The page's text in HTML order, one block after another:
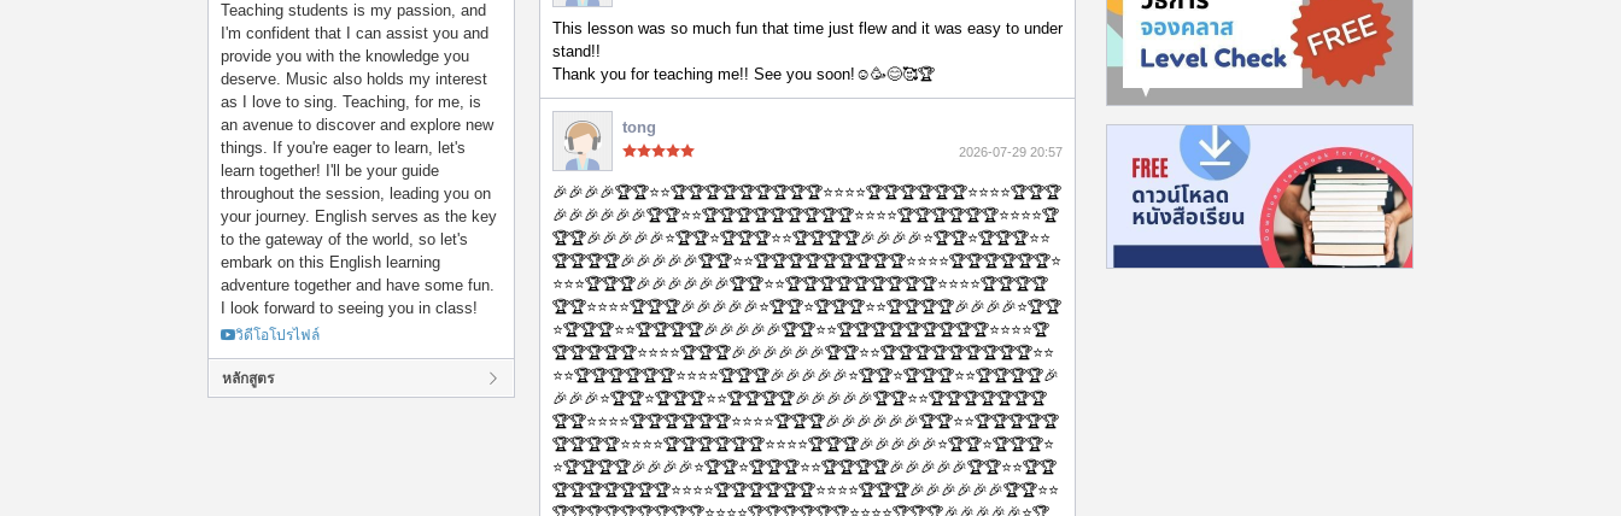
Teaching students is my passion, and
I'm confident that I can assist you and
provide you with the knowledge you
deserve. Music also holds my interest
as I love to sing. Teaching, for me, is
an avenue to discover and explore new
things. If you're eager to learn, let's
learn together! I'll be your guide
throughout the session, leading you on
your journey. English serves as the key
to the gateway of the world, so let's
embark on this English learning
adventure together and have some fun.
I look forward to seeing you in class!
วิดีโอโปรไฟล์
หลักสูตร
This lesson was so much fun that time just flew and it was easy to under
stand!!
Thank you for teaching me!! See you soon!☺️🥳😊🥰🏆
tong
2026-07-29 20:57
🎉🎉🎉🎉🏆🏆⭐⭐🏆🏆🏆🏆🏆🏆🏆🏆🏆⭐⭐⭐⭐🏆🏆🏆🏆🏆🏆⭐⭐⭐⭐🏆🏆🏆🎉🎉🎉🎉🎉🎉🏆🏆⭐⭐🏆🏆🏆🏆🏆🏆🏆🏆🏆⭐⭐⭐⭐🏆🏆🏆🏆🏆🏆⭐⭐⭐⭐🏆🏆🏆🎉🎉🎉🎉🎉⭐🏆🏆⭐🏆🏆🏆⭐⭐🏆🏆🏆🏆🎉🎉🎉🎉⭐🏆🏆⭐🏆🏆🏆⭐⭐🏆🏆🏆🏆🎉🎉🎉🎉🎉🏆🏆⭐⭐🏆🏆🏆🏆🏆🏆🏆🏆🏆⭐⭐⭐⭐🏆🏆🏆🏆🏆🏆⭐⭐⭐⭐🏆🏆🏆🎉🎉🎉🎉🎉🎉🏆🏆⭐⭐🏆🏆🏆🏆🏆🏆🏆🏆🏆⭐⭐⭐⭐🏆🏆🏆🏆🏆🏆⭐⭐⭐⭐🏆🏆🏆🎉🎉🎉🎉🎉⭐🏆🏆⭐🏆🏆🏆⭐⭐🏆🏆🏆🏆🎉🎉🎉🎉⭐🏆🏆⭐🏆🏆🏆⭐⭐🏆🏆🏆🏆🎉🎉🎉🎉🎉🏆🏆⭐⭐🏆🏆🏆🏆🏆🏆🏆🏆🏆⭐⭐⭐⭐🏆🏆🏆🏆🏆🏆⭐⭐⭐⭐🏆🏆🏆🎉🎉🎉🎉🎉🎉🏆🏆⭐⭐🏆🏆🏆🏆🏆🏆🏆🏆🏆⭐⭐⭐⭐🏆🏆🏆🏆🏆🏆⭐⭐⭐⭐🏆🏆🏆🎉🎉🎉🎉🎉⭐🏆🏆⭐🏆🏆🏆⭐⭐🏆🏆🏆🏆🎉🎉🎉🎉⭐🏆🏆⭐🏆🏆🏆⭐⭐🏆🏆🏆🏆🎉🎉🎉🎉🎉🏆🏆⭐⭐🏆🏆🏆🏆🏆🏆🏆🏆🏆⭐⭐⭐⭐🏆🏆🏆🏆🏆🏆⭐⭐⭐⭐🏆🏆🏆🎉🎉🎉🎉🎉🎉🏆🏆⭐⭐🏆🏆🏆🏆🏆🏆🏆🏆🏆⭐⭐⭐⭐🏆🏆🏆🏆🏆🏆⭐⭐⭐⭐🏆🏆🏆🎉🎉🎉🎉🎉⭐🏆🏆⭐🏆🏆🏆⭐⭐🏆🏆🏆🏆🎉🎉🎉🎉⭐🏆🏆⭐🏆🏆🏆⭐⭐🏆🏆🏆🏆🎉🎉🎉🎉🎉🏆🏆⭐⭐🏆🏆🏆🏆🏆🏆🏆🏆🏆⭐⭐⭐⭐🏆🏆🏆🏆🏆🏆⭐⭐⭐⭐🏆🏆🏆🎉🎉🎉🎉🎉🎉🏆🏆⭐⭐🏆🏆🏆🏆🏆🏆🏆🏆🏆⭐⭐⭐⭐🏆🏆🏆🏆🏆🏆⭐⭐⭐⭐🏆🏆🏆🎉🎉🎉🎉🎉⭐🏆🏆⭐🏆🏆🏆⭐⭐🏆🏆🏆🏆🎉🎉🎉🎉⭐🏆🏆⭐🏆🏆🏆⭐⭐🏆🏆🏆🏆🎉🎉🎉🎉🎉🏆🏆⭐⭐🏆🏆🏆🏆🏆🏆🏆🏆🏆⭐⭐⭐⭐🏆🏆🏆🏆🏆🏆⭐⭐⭐⭐🏆🏆🏆🎉🎉🎉🎉🎉🎉🏆🏆⭐⭐🏆🏆🏆🏆🏆🏆🏆🏆🏆⭐⭐⭐⭐🏆🏆🏆🏆🏆🏆⭐⭐⭐⭐🏆🏆🏆🎉🎉🎉🎉🎉⭐🏆🏆⭐🏆🏆🏆⭐⭐🏆🏆🏆🏆🎉🎉🎉🎉⭐🏆🏆⭐🏆🏆🏆⭐⭐🏆🏆🏆🏆🎉🎉🎉🎉🎉🏆🏆⭐⭐🏆🏆🏆🏆🏆🏆🏆🏆🏆⭐⭐⭐⭐🏆🏆🏆🏆🏆🏆⭐⭐⭐⭐🏆🏆🏆🎉🎉🎉🎉🎉🎉🏆🏆⭐⭐🏆🏆🏆🏆🏆🏆🏆🏆🏆⭐⭐⭐⭐🏆🏆🏆🏆🏆🏆⭐⭐⭐⭐🏆🏆🏆🎉🎉🎉🎉🎉⭐🏆🏆⭐🏆🏆🏆⭐⭐🏆🏆🏆🏆🎉🎉🎉🎉⭐🏆🏆⭐🏆🏆🏆⭐⭐🏆🏆🏆🏆🎉🎉🎉🎉🎉🏆🏆⭐⭐🏆🏆🏆🏆🏆🏆🏆🏆🏆⭐⭐⭐⭐🏆🏆🏆🏆🏆🏆⭐⭐⭐⭐🏆🏆🏆🎉🎉🎉🎉🎉🎉🏆🏆⭐⭐🏆🏆🏆🏆🏆🏆🏆🏆🏆⭐⭐⭐⭐🏆🏆🏆🏆🏆🏆⭐⭐⭐⭐🏆🏆🏆🎉🎉🎉🎉🎉⭐🏆🏆⭐🏆🏆🏆⭐⭐🏆🏆🏆🏆🎉🎉🎉🎉⭐🏆🏆⭐🏆🏆🏆⭐⭐🏆🏆🏆🏆🎉🌸🌸🌸🌸🌸⭐⭐⭐⭐🌸🌸🌸🌸🌸⭐⭐⭐⭐⭐⭐🌸🌸🌸🌸🌸🌸⭐⭐⭐⭐⭐⭐⭐🌸🌸🌸🌸🌸🌸⭐⭐⭐⭐⭐🌸🌸🌸🌸🌸⭐⭐🌸🌸🌸🌸🌸🌸🌸🌸🌸🌸⭐⭐⭐⭐⭐⭐🌸🌸🌸🌸🌸🌸⭐⭐⭐⭐⭐⭐⭐🌸🌸🌸🌸🌸🌸⭐⭐⭐⭐⭐🌸🌸🌸🌸🌸🌸⭐⭐⭐⭐⭐⭐🌸🌸🌸🌸🌸⭐⭐⭐⭐⭐⭐🌸🌸🌸🌸🌸🌸⭐⭐⭐⭐⭐⭐⭐🌸🌸🌸🌸🌸🌸⭐⭐⭐⭐⭐🌸🌸🌸🌸🌸⭐🌸🌸🌸🌸🌸🌸⭐⭐⭐⭐⭐🌸🌸🌸🌸🌸🌸🌸🌸🌸🌸⭐⭐⭐⭐🌸🌸🌸🌸🌸⭐⭐⭐⭐⭐⭐🌸🌸🌸🌸🌸🌸⭐⭐⭐⭐⭐⭐⭐🌸🌸🌸🌸🌸🌸⭐⭐⭐⭐⭐🌸🌸🌸🌸🌸⭐⭐🌸🌸🌸🌸🌸🌸🌸🌸🌸🌸⭐⭐⭐⭐⭐⭐🌸🌸🌸🌸🌸🌸⭐⭐⭐⭐⭐⭐⭐🌸🌸🌸🌸🌸🌸⭐⭐⭐⭐⭐🌸🌸🌸🌸🌸🌸⭐⭐⭐⭐⭐⭐🌸🌸🌸🌸🌸⭐⭐⭐⭐⭐⭐🌸🌸🌸🌸🌸🌸⭐⭐⭐⭐⭐⭐⭐🌸🌸🌸🌸🌸🌸⭐⭐⭐⭐⭐🌸🌸🌸🌸🌸⭐🌸🌸🌸🌸🌸🌸⭐⭐⭐⭐⭐🌸🌸🌸🌸🌸🌸🌸🌸🌸🌸⭐⭐⭐⭐🌸🌸🌸🌸🌸⭐⭐⭐⭐⭐⭐🌸🌸🌸🌸🌸🌸⭐⭐⭐⭐⭐⭐⭐🌸🌸🌸🌸🌸🌸⭐⭐⭐⭐⭐🌸🌸🌸🌸🌸⭐⭐🌸🌸🌸🌸🌸🌸🌸🌸🌸🌸⭐⭐⭐⭐⭐⭐🌸🌸🌸🌸🌸🌸⭐⭐⭐⭐⭐⭐⭐🌸🌸🌸🌸🌸🌸⭐⭐⭐⭐⭐🌸🌸🌸🌸🌸🌸⭐⭐⭐⭐⭐⭐🌸🌸🌸🌸🌸⭐⭐⭐⭐⭐⭐🌸🌸🌸🌸🌸🌸⭐⭐⭐⭐⭐⭐⭐🌸🌸🌸🌸🌸🌸⭐⭐⭐⭐⭐🌸🌸🌸🌸🌸⭐🌸🌸🌸🌸🌸🌸⭐⭐⭐⭐⭐🌸🌸🌸🌸🌸🎉🎉🎉🎉🏆🏆⭐⭐🏆🏆🏆🏆🏆🏆🏆🏆🏆⭐⭐⭐⭐🏆🏆🏆🏆🏆🏆⭐⭐⭐⭐🏆🏆🏆🎉🎉🎉🎉🎉🎉🏆🏆⭐⭐🏆🏆🏆🏆🏆🏆🏆🏆🏆⭐⭐⭐⭐🏆🏆🏆🏆🏆🏆⭐⭐⭐⭐🏆🏆🏆🎉🎉🎉🎉🎉⭐🏆🏆⭐🏆🏆🏆⭐⭐🏆🏆🏆🏆🎉🎉🎉🎉⭐🏆🏆⭐🏆🏆🏆⭐⭐🏆🏆🏆🏆🎉🌸🌸🌸🌸🌸⭐⭐⭐⭐🌸🌸🌸🌸🌸⭐⭐⭐⭐⭐⭐🌸🌸🌸🌸🌸🌸⭐⭐⭐⭐⭐⭐⭐🌸🌸🌸🌸🌸🌸⭐⭐⭐⭐⭐🌸🌸🌸🌸🌸⭐⭐🌸🌸🌸🌸🌸🌸🌸🌸🌸🌸⭐⭐⭐⭐⭐⭐🌸🌸🌸🌸🌸🌸⭐⭐⭐⭐⭐⭐⭐🌸🌸🌸🌸🌸🌸⭐⭐⭐⭐⭐🌸🌸🌸🌸🌸🌸⭐⭐⭐⭐⭐⭐🌸🌸🌸🌸🌸⭐⭐⭐⭐⭐⭐🌸🌸🌸🌸🌸🌸⭐⭐⭐⭐⭐⭐⭐🌸🌸🌸🌸🌸🌸⭐⭐⭐⭐⭐🌸🌸🌸🌸🌸⭐🌸🌸🌸🌸🌸🌸⭐⭐⭐⭐⭐🌸🌸🌸🌸🌸🎉🎉🎉🎉🏆🏆⭐⭐🏆🏆🏆🏆🏆🏆🏆🏆🏆⭐⭐⭐⭐🏆🏆🏆🏆🏆🏆⭐⭐⭐⭐🏆🏆🏆🎉🎉🎉🎉🎉🎉🏆🏆⭐⭐🏆🏆🏆🏆🏆🏆🏆🏆🏆⭐⭐⭐⭐🏆🏆🏆🏆🏆🏆⭐⭐⭐⭐🏆🏆🏆🎉🎉🎉🎉🎉⭐🏆🏆⭐🏆🏆🏆⭐⭐🏆🏆🏆🏆🎉🎉🎉🎉⭐🏆🏆⭐🏆🏆🏆⭐⭐🏆🏆🏆🏆🎉🌸🌸🌸🌸🌸⭐⭐⭐⭐🌸🌸🌸🌸🌸⭐⭐⭐⭐⭐⭐🌸🌸🌸🌸🌸🌸⭐⭐⭐⭐⭐⭐⭐🌸🌸🌸🌸🌸🌸⭐⭐⭐⭐⭐🌸🌸🌸🌸🌸⭐⭐🌸🌸🌸🌸🌸🌸🌸🌸🌸🌸⭐⭐⭐⭐⭐⭐🌸🌸🌸🌸🌸🌸⭐⭐⭐⭐⭐⭐⭐🌸🌸🌸🌸🌸🌸⭐⭐⭐⭐⭐🌸🌸🌸🌸🌸🌸⭐⭐⭐⭐⭐⭐🌸🌸🌸🌸🌸⭐⭐⭐⭐⭐⭐🌸🌸🌸🌸🌸🌸⭐⭐⭐⭐⭐⭐⭐🌸🌸🌸🌸🌸🌸⭐⭐⭐⭐⭐🌸🌸🌸🌸🌸⭐🌸🌸🌸🌸🌸🌸⭐⭐⭐⭐⭐🌸🌸🌸🌸🌸🌸🌸🌸🌸🌸⭐⭐⭐⭐🌸🌸🌸🌸🌸⭐⭐⭐⭐⭐⭐🌸🌸🌸🌸🌸🌸⭐⭐⭐⭐⭐⭐⭐🌸🌸🌸🌸🌸🌸⭐⭐⭐⭐⭐🌸🌸🌸🌸🌸⭐⭐🌸🌸🌸🌸🌸🌸🌸🌸🌸🌸⭐⭐⭐⭐⭐⭐🌸🌸🌸🌸🌸🌸⭐⭐⭐⭐⭐⭐⭐🌸🌸🌸🌸🌸🌸⭐⭐⭐⭐⭐🌸🌸🌸🌸🌸🌸⭐⭐⭐⭐⭐⭐🌸🌸🌸🌸🌸⭐⭐⭐⭐⭐⭐🌸🌸🌸🌸🌸🌸⭐⭐⭐⭐⭐⭐⭐🌸🌸🌸🌸🌸🌸⭐⭐⭐⭐⭐🌸🌸🌸🌸🌸⭐🌸🌸🌸🌸🌸🌸⭐⭐⭐⭐⭐🌸🌸🌸🌸🌸🎉🎉🎉🎉🏆🏆⭐⭐🏆🏆🏆🏆🏆🏆🏆🏆🏆⭐⭐⭐⭐🏆🏆🏆🏆🏆🏆⭐⭐⭐⭐🏆🏆🏆🎉🎉🎉🎉🎉🎉🏆🏆⭐⭐🏆🏆🏆🏆🏆🏆🏆🏆🏆⭐⭐⭐⭐🏆🏆🏆🏆🏆🏆⭐⭐⭐⭐🏆🏆🏆🎉🎉🎉🎉🎉⭐🏆🏆⭐🏆🏆🏆⭐⭐🏆🏆🏆🏆🎉🎉🎉🎉⭐🏆🏆⭐🏆🏆🏆⭐⭐🏆🏆🏆🏆🎉🎉🎉🎉🎉🏆🏆⭐⭐🏆🏆🏆🏆🏆🏆🏆🏆🏆⭐⭐⭐⭐🏆🏆🏆🏆🏆🏆⭐⭐⭐⭐🏆🏆🏆🎉🎉🎉🎉🎉🎉🏆🏆⭐⭐🏆🏆🏆🏆🏆🏆🏆🏆🏆⭐⭐⭐⭐🏆🏆🏆🏆🏆🏆⭐⭐⭐⭐🏆🏆🏆🎉🎉🎉🎉🎉⭐🏆🏆⭐🏆🏆🏆⭐⭐🏆🏆🏆🏆🎉🎉🎉🎉⭐🏆🏆⭐🏆🏆🏆⭐⭐🏆🏆🏆🏆🎉🎉🎉🎉🎉🏆🏆⭐⭐🏆🏆🏆🏆🏆🏆🏆🏆🏆⭐⭐⭐⭐🏆🏆🏆🏆🏆🏆⭐⭐⭐⭐🏆🏆🏆🎉🎉🎉🎉🎉🎉🏆🏆⭐⭐🏆🏆🏆🏆🏆🏆🏆🏆🏆⭐⭐⭐⭐🏆🏆🏆🏆🏆🏆⭐⭐⭐⭐🏆🏆🏆🎉🎉🎉🎉🎉⭐🏆🏆⭐🏆🏆🏆⭐⭐🏆🏆🏆🏆🎉🎉🎉🎉⭐🏆🏆⭐🏆🏆🏆⭐⭐🏆🏆🏆🏆🎉🎉🎉🎉🎉🏆🏆⭐⭐🏆🏆🏆🏆🏆🏆🏆🏆🏆⭐⭐⭐⭐🏆🏆🏆🏆🏆🏆⭐⭐⭐⭐🏆🏆🏆🎉🎉🎉🎉🎉🎉🏆🏆⭐⭐🏆🏆🏆🏆🏆🏆🏆🏆🏆⭐⭐⭐⭐🏆🏆🏆🏆🏆🏆⭐⭐⭐⭐🏆🏆🏆🎉🎉🎉🎉🎉⭐🏆🏆⭐🏆🏆🏆⭐⭐🏆🏆🏆🏆🎉🎉🎉🎉⭐🏆🏆⭐🏆🏆🏆⭐⭐🏆🏆🏆🏆🎉🎉🎉🎉🎉🏆🏆⭐⭐🏆🏆🏆🏆🏆🏆🏆🏆🏆⭐⭐⭐⭐🏆🏆🏆🏆🏆🏆⭐⭐⭐⭐🏆🏆🏆🎉🎉🎉🎉🎉🎉🏆🏆⭐⭐🏆🏆🏆🏆🏆🏆🏆🏆🏆⭐⭐⭐⭐🏆🏆🏆🏆🏆🏆⭐⭐⭐⭐🏆🏆🏆🎉🎉🎉🎉🎉⭐🏆🏆⭐🏆🏆🏆⭐⭐🏆🏆🏆🏆🎉🎉🎉🎉⭐🏆🏆⭐🏆🏆🏆⭐⭐🏆🏆🏆🏆🎉🌸🌸🌸🌸🌸⭐⭐⭐⭐🌸🌸🌸🌸🌸⭐⭐⭐⭐⭐⭐🌸🌸🌸🌸🌸🌸⭐⭐⭐⭐⭐⭐⭐🌸🌸🌸🌸🌸🌸⭐⭐⭐⭐⭐🌸🌸🌸🌸🌸⭐⭐🌸🌸🌸🌸🌸🌸🌸🌸🌸🌸⭐⭐⭐⭐⭐⭐🌸🌸🌸🌸🌸🌸⭐⭐⭐⭐⭐⭐⭐🌸🌸🌸🌸🌸🌸⭐⭐⭐⭐⭐🌸🌸🌸🌸🌸🌸⭐⭐⭐⭐⭐⭐🌸🌸🌸🌸🌸⭐⭐⭐⭐⭐⭐🌸🌸🌸🌸🌸🌸⭐⭐⭐⭐⭐⭐⭐🌸🌸🌸🌸🌸🌸⭐⭐⭐⭐⭐🌸🌸🌸🌸🌸⭐🌸🌸🌸🌸🌸🌸⭐⭐⭐⭐⭐🌸🌸🌸🌸🌸🌸🌸🌸🌸🌸⭐⭐⭐⭐🌸🌸🌸🌸🌸⭐⭐⭐⭐⭐⭐🌸🌸🌸🌸🌸🌸⭐⭐⭐⭐⭐⭐⭐🌸🌸🌸🌸🌸🌸⭐⭐⭐⭐⭐🌸🌸🌸🌸🌸⭐⭐🌸🌸🌸🌸🌸🌸🌸🌸🌸🌸⭐⭐⭐⭐⭐⭐🌸🌸🌸🌸🌸🌸⭐⭐⭐⭐⭐⭐⭐🌸🌸🌸🌸🌸🌸⭐⭐⭐⭐⭐🌸🌸🌸🌸🌸🌸⭐⭐⭐⭐⭐⭐🌸🌸🌸🌸🌸⭐⭐⭐⭐⭐⭐🌸🌸🌸🌸🌸🌸⭐⭐⭐⭐⭐⭐⭐🌸🌸🌸🌸🌸🌸⭐⭐⭐⭐⭐🌸🌸🌸🌸🌸⭐🌸🌸🌸🌸🌸🌸⭐⭐⭐⭐⭐🌸🌸🌸🌸🌸🌸🌸🌸🌸🌸⭐⭐⭐⭐🌸🌸🌸🌸🌸⭐⭐⭐⭐⭐⭐🌸🌸🌸🌸🌸🌸⭐⭐⭐⭐⭐⭐⭐🌸🌸🌸🌸🌸🌸⭐⭐⭐⭐⭐🌸🌸🌸🌸🌸⭐⭐🌸🌸🌸🌸🌸🌸🌸🌸🌸🌸⭐⭐⭐⭐⭐⭐🌸🌸🌸🌸🌸🌸⭐⭐⭐⭐⭐⭐⭐🌸🌸🌸🌸🌸🌸⭐⭐⭐⭐⭐🌸🌸🌸🌸🌸🌸⭐⭐⭐⭐⭐⭐🌸🌸🌸🌸🌸⭐⭐⭐⭐⭐⭐🌸🌸🌸🌸🌸🌸⭐⭐⭐⭐⭐⭐⭐🌸🌸🌸🌸🌸🌸⭐⭐⭐⭐⭐🌸🌸🌸🌸🌸⭐🌸🌸🌸🌸🌸🌸⭐⭐⭐⭐⭐🌸🌸🌸🌸🌸🌸🌸🌸🌸🌸⭐⭐⭐⭐🌸🌸🌸🌸🌸⭐⭐⭐⭐⭐⭐🌸🌸🌸🌸🌸🌸⭐⭐⭐⭐⭐⭐⭐🌸🌸🌸🌸🌸🌸⭐⭐⭐⭐⭐🌸🌸🌸🌸🌸⭐⭐🌸🌸🌸🌸🌸🌸🌸🌸🌸🌸⭐⭐⭐⭐⭐⭐🌸🌸🌸🌸🌸🌸⭐⭐⭐⭐⭐⭐⭐🌸🌸🌸🌸🌸🌸⭐⭐⭐⭐⭐🌸🌸🌸🌸🌸🌸⭐⭐⭐⭐⭐⭐🌸🌸🌸🌸🌸⭐⭐⭐⭐⭐⭐🌸🌸🌸🌸🌸🌸⭐⭐⭐⭐⭐⭐⭐🌸🌸🌸🌸🌸🌸⭐⭐⭐⭐⭐🌸🌸🌸🌸🌸⭐🌸🌸🌸🌸🌸🌸⭐⭐⭐⭐⭐🌸🌸🌸🌸🌸🌸🌸🌸🌸🌸⭐⭐⭐⭐🌸🌸🌸🌸🌸⭐⭐⭐⭐⭐⭐🌸🌸🌸🌸🌸🌸⭐⭐⭐⭐⭐⭐⭐🌸🌸🌸🌸🌸🌸⭐⭐⭐⭐⭐🌸🌸🌸🌸🌸⭐⭐🌸🌸🌸🌸🌸🌸🌸🌸🌸🌸⭐⭐⭐⭐⭐⭐🌸🌸🌸🌸🌸🌸⭐⭐⭐⭐⭐⭐⭐🌸🌸🌸🌸🌸🌸⭐⭐⭐⭐⭐🌸🌸🌸🌸🌸🌸⭐⭐⭐⭐⭐⭐🌸🌸🌸🌸🌸⭐⭐⭐⭐⭐⭐🌸🌸🌸🌸🌸🌸⭐⭐⭐⭐⭐⭐⭐🌸🌸🌸🌸🌸🌸⭐⭐⭐⭐⭐🌸🌸🌸🌸🌸⭐🌸🌸🌸🌸🌸🌸⭐⭐⭐⭐⭐🌸🌸🌸🌸🌸🌸🌸🌸🌸🌸⭐⭐⭐⭐🌸🌸🌸🌸🌸⭐⭐⭐⭐⭐⭐🌸🌸🌸🌸🌸🌸⭐⭐⭐⭐⭐⭐⭐🌸🌸🌸🌸🌸🌸⭐⭐⭐⭐⭐🌸🌸🌸🌸🌸⭐⭐🌸🌸🌸🌸🌸🌸🌸🌸🌸🌸⭐⭐⭐⭐⭐⭐🌸🌸🌸🌸🌸🌸⭐⭐⭐⭐⭐⭐⭐🌸🌸🌸🌸🌸🌸⭐⭐⭐⭐⭐🌸🌸🌸🌸🌸🌸⭐⭐⭐⭐⭐⭐🌸🌸🌸🌸🌸⭐⭐⭐⭐⭐⭐🌸🌸🌸🌸🌸🌸⭐⭐⭐⭐⭐⭐⭐🌸🌸🌸🌸🌸🌸⭐⭐⭐⭐⭐🌸🌸🌸🌸🌸⭐🌸🌸🌸🌸🌸🌸⭐⭐⭐⭐⭐🌸🌸🌸🌸🌸🌸🌸🌸🌸🌸⭐⭐⭐⭐🌸🌸🌸🌸🌸⭐⭐⭐⭐⭐⭐🌸🌸🌸🌸🌸🌸⭐⭐⭐⭐⭐⭐⭐🌸🌸🌸🌸🌸🌸⭐⭐⭐⭐⭐🌸🌸🌸🌸🌸⭐⭐🌸🌸🌸🌸🌸🌸🌸🌸🌸🌸⭐⭐⭐⭐⭐⭐🌸🌸🌸🌸🌸🌸⭐⭐⭐⭐⭐⭐⭐🌸🌸🌸🌸🌸🌸⭐⭐⭐⭐⭐🌸🌸🌸🌸🌸🌸⭐⭐⭐⭐⭐⭐🌸🌸🌸🌸🌸⭐⭐⭐⭐⭐⭐🌸🌸🌸🌸🌸🌸⭐⭐⭐⭐⭐⭐⭐🌸🌸🌸🌸🌸🌸⭐⭐⭐⭐⭐🌸🌸🌸🌸🌸⭐🌸🌸🌸🌸🌸🌸⭐⭐⭐⭐⭐🌸🌸🌸🌸🌸🌸🌸🌸🌸🌸⭐⭐⭐⭐🌸🌸🌸🌸🌸⭐⭐⭐⭐⭐⭐🌸🌸🌸🌸🌸🌸⭐⭐⭐⭐⭐⭐⭐🌸🌸🌸🌸🌸🌸⭐⭐⭐⭐⭐🌸🌸🌸🌸🌸⭐⭐🌸🌸🌸🌸🌸🌸🌸🌸🌸🌸⭐⭐⭐⭐⭐⭐🌸🌸🌸🌸🌸🌸⭐⭐⭐⭐⭐⭐⭐🌸🌸🌸🌸🌸🌸⭐⭐⭐⭐⭐🌸🌸🌸🌸🌸🌸⭐⭐⭐⭐⭐⭐🌸🌸🌸🌸🌸⭐⭐⭐⭐⭐⭐🌸🌸🌸🌸🌸🌸⭐⭐⭐⭐⭐⭐⭐🌸🌸🌸🌸🌸🌸⭐⭐⭐⭐⭐🌸🌸🌸🌸🌸⭐🌸🌸🌸🌸🌸🌸⭐⭐⭐⭐⭐🌸🌸🌸🌸🌸🌸🌸🌸🌸🌸⭐⭐⭐⭐🌸🌸🌸🌸🌸⭐⭐⭐⭐⭐⭐🌸🌸🌸🌸🌸🌸⭐⭐⭐⭐⭐⭐⭐🌸🌸🌸🌸🌸🌸⭐⭐⭐⭐⭐🌸🌸🌸🌸🌸⭐⭐🌸🌸🌸🌸🌸🌸🌸🌸🌸🌸⭐⭐⭐⭐⭐⭐🌸🌸🌸🌸🌸🌸⭐⭐⭐⭐⭐⭐⭐🌸🌸🌸🌸🌸🌸⭐⭐⭐⭐⭐🌸🌸🌸🌸🌸🌸⭐⭐⭐⭐⭐⭐🌸🌸🌸🌸🌸⭐⭐⭐⭐⭐⭐🌸🌸🌸🌸🌸🌸⭐⭐⭐⭐⭐⭐⭐🌸🌸🌸🌸🌸🌸⭐⭐⭐⭐⭐🌸🌸🌸🌸🌸⭐🌸🌸🌸🌸🌸🌸⭐⭐⭐⭐⭐🌸🌸🌸🌸🌸🎉🎉🎉🎉🏆🏆⭐⭐🏆🏆🏆🏆🏆🏆🏆🏆🏆⭐⭐⭐⭐🏆🏆🏆🏆🏆🏆⭐⭐⭐⭐🏆🏆🏆🎉🎉🎉🎉🎉🎉🏆🏆⭐⭐🏆🏆🏆🏆🏆🏆🏆🏆🏆⭐⭐⭐⭐🏆🏆🏆🏆🏆🏆⭐⭐⭐⭐🏆🏆🏆🎉🎉🎉🎉🎉⭐🏆🏆⭐🏆🏆🏆⭐⭐🏆🏆🏆🏆🎉🎉🎉🎉⭐🏆🏆⭐🏆🏆🏆⭐⭐🏆🏆🏆🏆🎉🎉🎉🎉🎉🏆🏆⭐⭐🏆🏆🏆🏆🏆🏆🏆🏆🏆⭐⭐⭐⭐🏆🏆🏆🏆🏆🏆⭐⭐⭐⭐🏆🏆🏆🎉🎉🎉🎉🎉🎉🏆🏆⭐⭐🏆🏆🏆🏆🏆🏆🏆🏆🏆⭐⭐⭐⭐🏆🏆🏆🏆🏆🏆⭐⭐⭐⭐🏆🏆🏆🎉🎉🎉🎉🎉⭐🏆🏆⭐🏆🏆🏆⭐⭐🏆🏆🏆🏆🎉🎉🎉🎉⭐🏆🏆⭐🏆🏆🏆⭐⭐🏆🏆🏆🏆🎉🎉🎉🎉🎉🏆🏆⭐⭐🏆🏆🏆🏆🏆🏆🏆🏆🏆⭐⭐⭐⭐🏆🏆🏆🏆🏆🏆⭐⭐⭐⭐🏆🏆🏆🎉🎉🎉🎉🎉🎉🏆🏆⭐⭐🏆🏆🏆🏆🏆🏆🏆🏆🏆⭐⭐⭐⭐🏆🏆🏆🏆🏆🏆⭐⭐⭐⭐🏆🏆🏆🎉🎉🎉🎉🎉⭐🏆🏆⭐🏆🏆🏆⭐⭐🏆🏆🏆🏆🎉🎉🎉🎉⭐🏆🏆⭐🏆🏆🏆⭐⭐🏆🏆🏆🏆🎉🎉🎉🎉🎉🏆🏆⭐⭐🏆🏆🏆🏆🏆🏆🏆🏆🏆⭐⭐⭐⭐🏆🏆🏆🏆🏆🏆⭐⭐⭐⭐🏆🏆🏆🎉🎉🎉🎉🎉🎉🏆🏆⭐⭐🏆🏆🏆🏆🏆🏆🏆🏆🏆⭐⭐⭐⭐🏆🏆🏆🏆🏆🏆⭐⭐⭐⭐🏆🏆🏆🎉🎉🎉🎉🎉⭐🏆🏆⭐🏆🏆🏆⭐⭐🏆🏆🏆🏆🎉🎉🎉🎉⭐🏆🏆⭐🏆🏆🏆⭐⭐🏆🏆🏆🏆🎉🎉🎉🎉🎉🏆🏆⭐⭐🏆🏆🏆🏆🏆🏆🏆🏆🏆⭐⭐⭐⭐🏆🏆🏆🏆🏆🏆⭐⭐⭐⭐🏆🏆🏆🎉🎉🎉🎉🎉🎉🏆🏆⭐⭐🏆🏆🏆🏆🏆🏆🏆🏆🏆⭐⭐⭐⭐🏆🏆🏆🏆🏆🏆⭐⭐⭐⭐🏆🏆🏆🎉🎉🎉🎉🎉⭐🏆🏆⭐🏆🏆🏆⭐⭐🏆🏆🏆🏆🎉🎉🎉🎉⭐🏆🏆⭐🏆🏆🏆⭐⭐🏆🏆🏆🏆🎉🌸🌸🌸🌸🌸⭐⭐⭐⭐🌸🌸🌸🌸🌸⭐⭐⭐⭐⭐⭐🌸🌸🌸🌸🌸🌸⭐⭐⭐⭐⭐⭐⭐🌸🌸🌸🌸🌸🌸⭐⭐⭐⭐⭐🌸🌸🌸🌸🌸⭐⭐🌸🌸🌸🌸🌸🌸🌸🌸🌸🌸⭐⭐⭐⭐⭐⭐🌸🌸🌸🌸🌸🌸⭐⭐⭐⭐⭐⭐⭐🌸🌸🌸🌸🌸🌸⭐⭐⭐⭐⭐🌸🌸🌸🌸🌸🌸⭐⭐⭐⭐⭐⭐🌸🌸🌸🌸🌸⭐⭐⭐⭐⭐⭐🌸🌸🌸🌸🌸🌸⭐⭐⭐⭐⭐⭐⭐🌸🌸🌸🌸🌸🌸⭐⭐⭐⭐⭐🌸🌸🌸🌸🌸⭐🌸🌸🌸🌸🌸🌸⭐⭐⭐⭐⭐🌸🌸🌸🌸🌸🌸🌸🌸🌸🌸⭐⭐⭐⭐🌸🌸🌸🌸🌸⭐⭐⭐⭐⭐⭐🌸🌸🌸🌸🌸🌸⭐⭐⭐⭐⭐⭐⭐🌸🌸🌸🌸🌸🌸⭐⭐⭐⭐⭐🌸🌸🌸🌸🌸⭐⭐🌸🌸🌸🌸🌸🌸🌸🌸🌸🌸⭐⭐⭐⭐⭐⭐🌸🌸🌸🌸🌸🌸⭐⭐⭐⭐⭐⭐⭐🌸🌸🌸🌸🌸🌸⭐⭐⭐⭐⭐🌸🌸🌸🌸🌸🌸⭐⭐⭐⭐⭐⭐🌸🌸🌸🌸🌸⭐⭐⭐⭐⭐⭐🌸🌸🌸🌸🌸🌸⭐⭐⭐⭐⭐⭐⭐🌸🌸🌸🌸🌸🌸⭐⭐⭐⭐⭐🌸🌸🌸🌸🌸⭐🌸🌸🌸🌸🌸🌸⭐⭐⭐⭐⭐🌸🌸🌸🌸🌸🌸🌸🌸🌸🌸⭐⭐⭐⭐🌸🌸🌸🌸🌸⭐⭐⭐⭐⭐⭐🌸🌸🌸🌸🌸🌸⭐⭐⭐⭐⭐⭐⭐🌸🌸🌸🌸🌸🌸⭐⭐⭐⭐⭐🌸🌸🌸🌸🌸⭐⭐🌸🌸🌸🌸🌸🌸🌸🌸🌸🌸⭐⭐⭐⭐⭐⭐🌸🌸🌸🌸🌸🌸⭐⭐⭐⭐⭐⭐⭐🌸🌸🌸🌸🌸🌸⭐⭐⭐⭐⭐🌸🌸🌸🌸🌸🌸⭐⭐⭐⭐⭐⭐🌸🌸🌸🌸🌸⭐⭐⭐⭐⭐⭐🌸🌸🌸🌸🌸🌸⭐⭐⭐⭐⭐⭐⭐🌸🌸🌸🌸🌸🌸⭐⭐⭐⭐⭐🌸🌸🌸🌸🌸⭐🌸🌸🌸🌸🌸🌸⭐⭐⭐⭐⭐🌸🌸🌸🌸🌸🌸🌸🌸🌸🌸⭐⭐⭐⭐🌸🌸🌸🌸🌸⭐⭐⭐⭐⭐⭐🌸🌸🌸🌸🌸🌸⭐⭐⭐⭐⭐⭐⭐🌸🌸🌸🌸🌸🌸⭐⭐⭐⭐⭐🌸🌸🌸🌸🌸⭐⭐🌸🌸🌸🌸🌸🌸🌸🌸🌸🌸⭐⭐⭐⭐⭐⭐🌸🌸🌸🌸🌸🌸⭐⭐⭐⭐⭐⭐⭐🌸🌸🌸🌸🌸🌸⭐⭐⭐⭐⭐🌸🌸🌸🌸🌸🌸⭐⭐⭐⭐⭐⭐🌸🌸🌸🌸🌸⭐⭐⭐⭐⭐⭐🌸🌸🌸🌸🌸🌸⭐⭐⭐⭐⭐⭐⭐🌸🌸🌸🌸🌸🌸⭐⭐⭐⭐⭐🌸🌸🌸🌸🌸⭐🌸🌸🌸🌸🌸🌸⭐⭐⭐⭐⭐🌸🌸🌸🌸🌸🎉🎉🎉🎉🏆🏆⭐⭐🏆🏆🏆🏆🏆🏆🏆🏆🏆⭐⭐⭐⭐🏆🏆🏆🏆🏆🏆⭐⭐⭐⭐🏆🏆🏆🎉🎉🎉🎉🎉🎉🏆🏆⭐⭐🏆🏆🏆🏆🏆🏆🏆🏆🏆⭐⭐⭐⭐🏆🏆🏆🏆🏆🏆⭐⭐⭐⭐🏆🏆🏆🎉🎉🎉🎉🎉⭐🏆🏆⭐🏆🏆🏆⭐⭐🏆🏆🏆🏆🎉🎉🎉🎉⭐🏆🏆⭐🏆🏆🏆⭐⭐🏆🏆🏆🏆🎉🎉🎉🎉🎉🏆🏆⭐⭐🏆🏆🏆🏆🏆🏆🏆🏆🏆⭐⭐⭐⭐🏆🏆🏆🏆🏆🏆⭐⭐⭐⭐🏆🏆🏆🎉🎉🎉🎉🎉🎉🏆🏆⭐⭐🏆🏆🏆🏆🏆🏆🏆🏆🏆⭐⭐⭐⭐🏆🏆🏆🏆🏆🏆⭐⭐⭐⭐🏆🏆🏆🎉🎉🎉🎉🎉⭐🏆🏆⭐🏆🏆🏆⭐⭐🏆🏆🏆🏆🎉🎉🎉🎉⭐🏆🏆⭐🏆🏆🏆⭐⭐🏆🏆🏆🏆🎉🎉🎉🎉🎉🏆🏆⭐⭐🏆🏆🏆🏆🏆🏆🏆🏆🏆⭐⭐⭐⭐🏆🏆🏆🏆🏆🏆⭐⭐⭐⭐🏆🏆🏆🎉🎉🎉🎉🎉🎉🏆🏆⭐⭐🏆🏆🏆🏆🏆🏆🏆🏆🏆⭐⭐⭐⭐🏆🏆🏆🏆🏆🏆⭐⭐⭐⭐🏆🏆🏆🎉🎉🎉🎉🎉⭐🏆🏆⭐🏆🏆🏆⭐⭐🏆🏆🏆🏆🎉🎉🎉🎉⭐🏆🏆⭐🏆🏆🏆⭐⭐🏆🏆🏆🏆🎉🎉🎉🎉🎉🏆🏆⭐⭐🏆🏆🏆🏆🏆🏆🏆🏆🏆⭐⭐⭐⭐🏆🏆🏆🏆🏆🏆⭐⭐⭐⭐🏆🏆🏆🎉🎉🎉🎉🎉🎉🏆🏆⭐⭐🏆🏆🏆🏆🏆🏆🏆🏆🏆⭐⭐⭐⭐🏆🏆🏆🏆🏆🏆⭐⭐⭐⭐🏆🏆🏆🎉🎉🎉🎉🎉⭐🏆🏆⭐🏆🏆🏆⭐⭐🏆🏆🏆🏆🎉🎉🎉🎉⭐🏆🏆⭐🏆🏆🏆⭐⭐🏆🏆🏆🏆🎉🌸🌸🌸🌸🌸⭐⭐⭐⭐🌸🌸🌸🌸🌸⭐⭐⭐⭐⭐⭐🌸🌸🌸🌸🌸🌸⭐⭐⭐⭐⭐⭐⭐🌸🌸🌸🌸🌸🌸⭐⭐⭐⭐⭐🌸🌸🌸🌸🌸⭐⭐🌸🌸🌸🌸🌸🌸🌸🌸🌸🌸⭐⭐⭐⭐⭐⭐🌸🌸🌸🌸🌸🌸⭐⭐⭐⭐⭐⭐⭐🌸🌸🌸🌸🌸🌸⭐⭐⭐⭐⭐🌸🌸🌸🌸🌸🌸⭐⭐⭐⭐⭐⭐🌸🌸🌸🌸🌸⭐⭐⭐⭐⭐⭐🌸🌸🌸🌸🌸🌸⭐⭐⭐⭐⭐⭐⭐🌸🌸🌸🌸🌸🌸⭐⭐⭐⭐⭐🌸🌸🌸🌸🌸⭐🌸🌸🌸🌸🌸🌸⭐⭐⭐⭐⭐🌸🌸🌸🌸🌸🌸🌸🌸🌸🌸⭐⭐⭐⭐🌸🌸🌸🌸🌸⭐⭐⭐⭐⭐⭐🌸🌸🌸🌸🌸🌸⭐⭐⭐⭐⭐⭐⭐🌸🌸🌸🌸🌸🌸⭐⭐⭐⭐⭐🌸🌸🌸🌸🌸⭐⭐🌸🌸🌸🌸🌸🌸🌸🌸🌸🌸⭐⭐⭐⭐⭐⭐🌸🌸🌸🌸🌸🌸⭐⭐⭐⭐⭐⭐⭐🌸🌸🌸🌸🌸🌸⭐⭐⭐⭐⭐🌸🌸🌸🌸🌸🌸⭐⭐⭐⭐⭐⭐🌸🌸🌸🌸🌸⭐⭐⭐⭐⭐⭐🌸🌸🌸🌸🌸🌸⭐⭐⭐⭐⭐⭐⭐🌸🌸🌸🌸🌸🌸⭐⭐⭐⭐⭐🌸🌸🌸🌸🌸⭐🌸🌸🌸🌸🌸🌸⭐⭐⭐⭐⭐🌸🌸🌸🌸🌸🌸🌸🌸🌸🌸⭐⭐⭐⭐🌸🌸🌸🌸🌸⭐⭐⭐⭐⭐⭐🌸🌸🌸🌸🌸🌸⭐⭐⭐⭐⭐⭐⭐🌸🌸🌸🌸🌸🌸⭐⭐⭐⭐⭐🌸🌸🌸🌸🌸⭐⭐🌸🌸🌸🌸🌸🌸🌸🌸🌸🌸⭐⭐⭐⭐⭐⭐🌸🌸🌸🌸🌸🌸⭐⭐⭐⭐⭐⭐⭐🌸🌸🌸🌸🌸🌸⭐⭐⭐⭐⭐🌸🌸🌸🌸🌸🌸⭐⭐⭐⭐⭐⭐🌸🌸🌸🌸🌸⭐⭐⭐⭐⭐⭐🌸🌸🌸🌸🌸🌸⭐⭐⭐⭐⭐⭐⭐🌸🌸🌸🌸🌸🌸⭐⭐⭐⭐⭐🌸🌸🌸🌸🌸⭐🌸🌸🌸🌸🌸🌸⭐⭐⭐⭐⭐🌸🌸🌸🌸🌸🌸🌸🌸🌸🌸⭐⭐⭐⭐🌸🌸🌸🌸🌸⭐⭐⭐⭐⭐⭐🌸🌸🌸🌸🌸🌸⭐⭐⭐⭐⭐⭐⭐🌸🌸🌸🌸🌸🌸⭐⭐⭐⭐⭐🌸🌸🌸🌸🌸⭐⭐🌸🌸🌸🌸🌸🌸🌸🌸🌸🌸⭐⭐⭐⭐⭐⭐🌸🌸🌸🌸🌸🌸⭐⭐⭐⭐⭐⭐⭐🌸🌸